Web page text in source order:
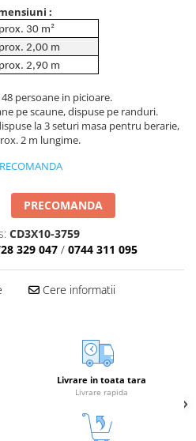
:
30 m²
2,00 m
2,90 m
persoane in picioare.
pe scaune, dispuse pe randuri.
la 3 seturi masa pentru berarie,
2 m lungime.
PRECOMANDA
CD3X10-3759
329 047 / 0744 311 095
Cere informatii
Livrare in toata tara
Livrare rapida